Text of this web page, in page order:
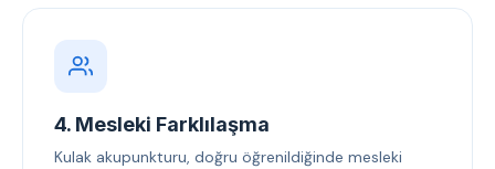
4. Mesleki Farklılaşma
Kulak akupunkturu, doğru öğrenildiğinde mesleki